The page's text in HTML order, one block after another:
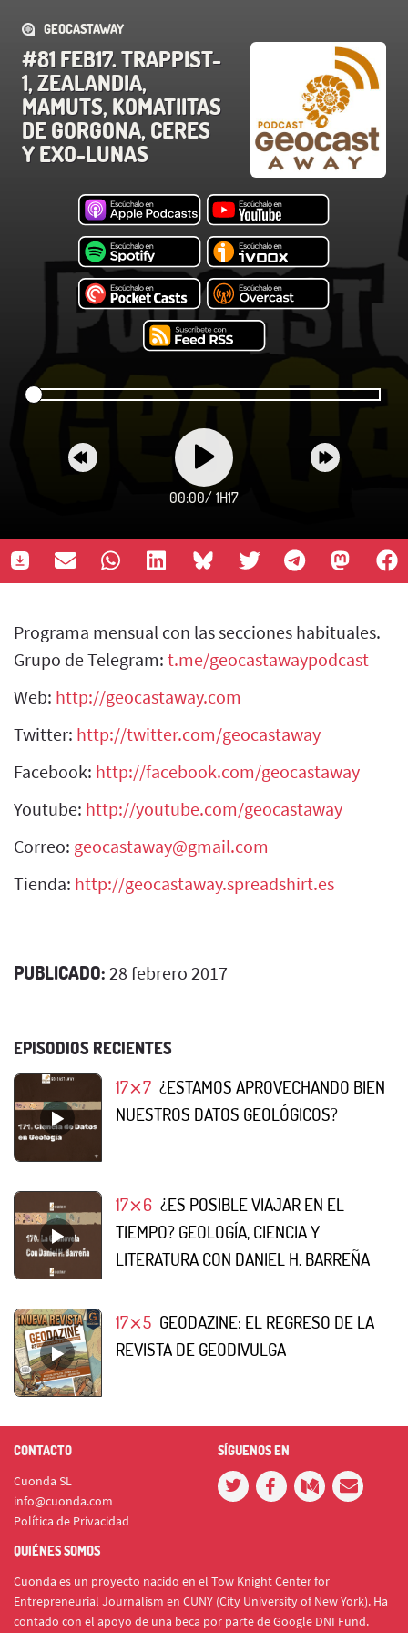
GEOCASTAWAY
#81 FEB17. TRAPPIST-
1, ZEALANDIA,
MAMUTS, KOMATIITAS
DE GORGONA, CERES
Y EXO-LUNAS
00:00/ 1H17
Programa mensual con las secciones habituales.
Grupo de Telegram: t.me/geocastawaypodcast
Web: http://geocastaway.com
Twitter: http://twitter.com/geocastaway
Facebook: http://facebook.com/geocastaway
Youtube: http://youtube.com/geocastaway
Correo: geocastaway@gmail.com
Tienda: http://geocastaway.spreadshirt.es
PUBLICADO: 28 febrero 2017
EPISODIOS RECIENTES
17⨯7 ¿ESTAMOS APROVECHANDO BIEN
NUESTROS DATOS GEOLÓGICOS?
17⨯6 ¿ES POSIBLE VIAJAR EN EL
TIEMPO? GEOLOGÍA, CIENCIA Y
LITERATURA CON DANIEL H. BARREÑA
17⨯5 GEODAZINE: EL REGRESO DE LA
REVISTA DE GEODIVULGA
CONTACTO
Cuonda SL
info@cuonda.com
Política de Privacidad
SÍGUENOS EN
QUIÉNES SOMOS
Cuonda es un proyecto nacido en el Tow Knight Center for
Entrepreneurial Journalism en CUNY (City University of New York). Ha
contado con el apoyo de una beca por parte de Google DNI Fund.